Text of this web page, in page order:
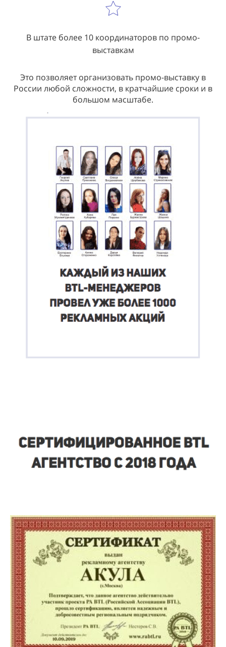
В штате более 10 координаторов по промо-
выставкам
Это позволяет организовать промо-выставку в
России любой сложности, в кратчайшие сроки и в
большом масштабе.